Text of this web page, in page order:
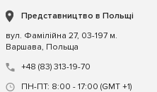
Представництво в Польщі
вул. Фамілійна 27, 03-197 м.
Варшава, Польща
+48 (83) 313-19-70
ПН-ПТ: 8:00 - 17:00 (GMT +1)